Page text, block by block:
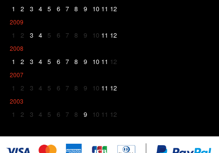
1 2 3 4 5 6 7 8 9 10 11 12
2009
1 2 3 4 5 6 7 8 9 10 11 12
2008
1 2 3 4 5 6 7 8 9 10 11 12
2007
1 2 3 4 5 6 7 8 9 10 11 12
2003
1 2 3 4 5 6 7 8 9 10 11 12